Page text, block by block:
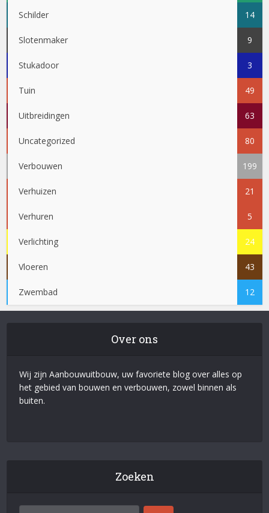
Schilder 14
Slotenmaker 9
Stukadoor 3
Tuin 49
Uitbreidingen 63
Uncategorized 80
Verbouwen 199
Verhuizen 21
Verhuren 5
Verlichting 24
Vloeren 43
Zwembad 12
Over ons
Wij zijn Aanbouwuitbouw, uw favoriete blog over alles op
het gebied van bouwen en verbouwen, zowel binnen als
buiten.
Zoeken